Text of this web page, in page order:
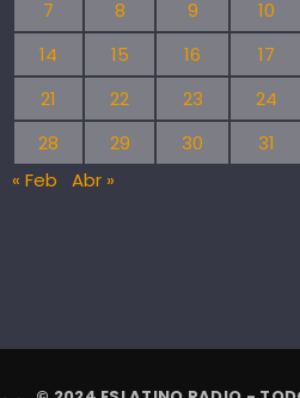
7
8 9 10
14
15 16 17
21
22 23 24
28
29 30
31
« Feb
Abr »